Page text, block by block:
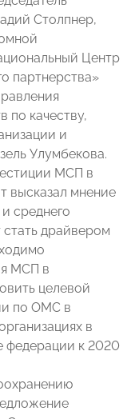
Столпнер,
Центр
партнерства»
по качеству,
и
Улумбекова.
МСП в
высказал мнение
среднего
стать драйвером
МСП в
целевой
по ОМС в
в
федерации к 2020